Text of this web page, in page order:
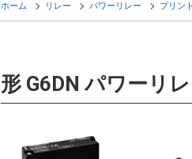
ホーム リレー パワーリレー プリン
形 G6DN パワーリ